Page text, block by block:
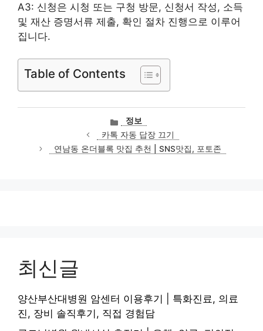
A3: 신청은 시청 또는 구청 방문, 신청서 작성, 소득
및 재산 증명서류 제출, 확인 절차 진행으로 이루어
집니다.
Table of Contents
카
테
고
리
정보
카톡 자동 답장 끄기
연남동 온더블록 맛집 추천 | SNS맛집, 포토존
최신글
양산부산대병원 암센터 이용후기 | 특화진료, 의료
진, 장비 솔직후기, 직접 경험담